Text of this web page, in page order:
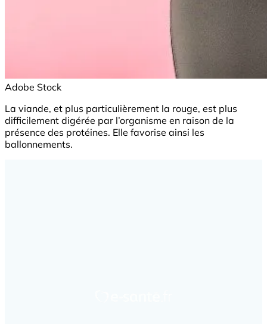
Adobe Stock
La viande, et plus particulièrement la rouge, est plus
difficilement digérée par l’organisme en raison de la
présence des protéines. Elle favorise ainsi les
ballonnements.